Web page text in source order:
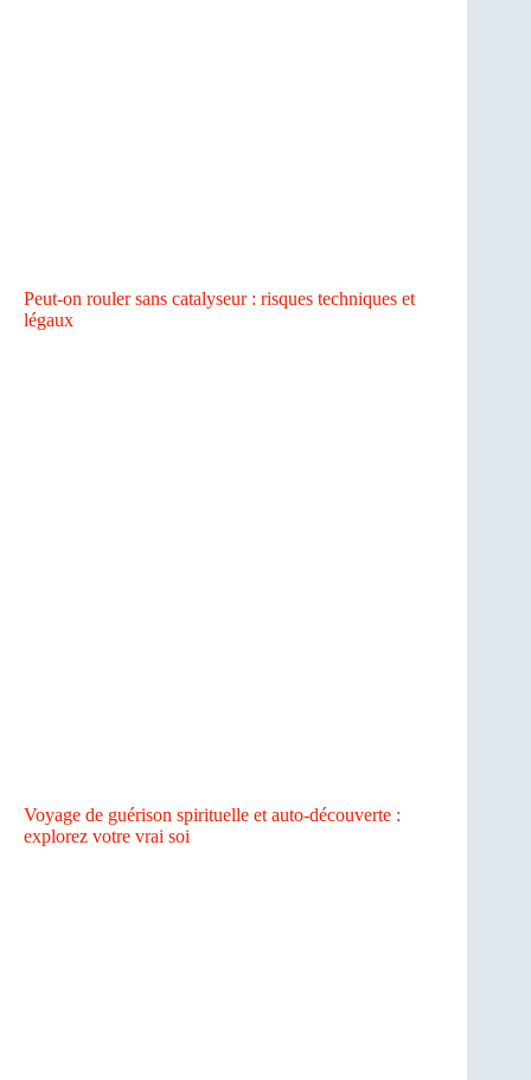
Peut-on rouler sans catalyseur : risques techniques et
légaux
Voyage de guérison spirituelle et auto-découverte :
explorez votre vrai soi